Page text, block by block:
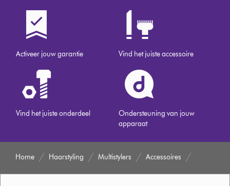
Activeer jouw garantie Vind het juiste accessoire
Vind het juiste onderdeel
Ondersteuning van jouw
apparaat
Home Haarstyling Multistylers Accessoires